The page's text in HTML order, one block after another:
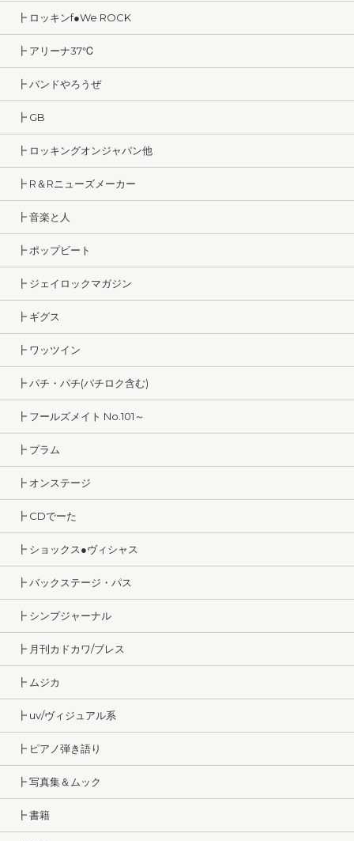
┣ ロッキンf●We ROCK
┣ アリーナ37℃
┣ バンドやろうぜ
┣ GB
┣ ロッキングオンジャパン他
┣ R＆Rニューズメーカー
┣ 音楽と人
┣ ポップビート
┣ ジェイロックマガジン
┣ ギグス
┣ ワッツイン
┣ パチ・パチ(パチロク含む)
┣ フールズメイト No.101～
┣ プラム
┣ オンステージ
┣ CDでーた
┣ ショックス●ヴィシャス
┣ バックステージ・パス
┣ シンプジャーナル
┣ 月刊カドカワ/ブレス
┣ ムジカ
┣ uv/ヴィジュアル系
┣ ピアノ弾き語り
┣ 写真集＆ムック
┣ 書籍